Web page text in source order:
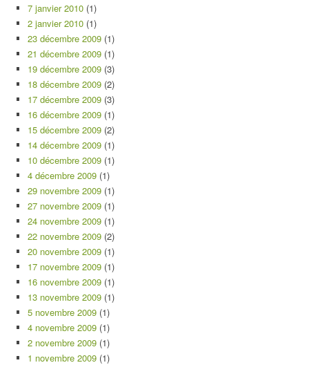
7 janvier 2010 (1)
2 janvier 2010 (1)
23 décembre 2009 (1)
21 décembre 2009 (1)
19 décembre 2009 (3)
18 décembre 2009 (2)
17 décembre 2009 (3)
16 décembre 2009 (1)
15 décembre 2009 (2)
14 décembre 2009 (1)
10 décembre 2009 (1)
4 décembre 2009 (1)
29 novembre 2009 (1)
27 novembre 2009 (1)
24 novembre 2009 (1)
22 novembre 2009 (2)
20 novembre 2009 (1)
17 novembre 2009 (1)
16 novembre 2009 (1)
13 novembre 2009 (1)
5 novembre 2009 (1)
4 novembre 2009 (1)
2 novembre 2009 (1)
1 novembre 2009 (1)